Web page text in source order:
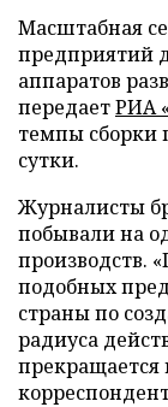
Масштабная
предприятий
аппаратов
передаетРИА
темпы сборки
сутки.
Журналисты
побывали на
производств.
подобных
страны по
радиуса
прекращается